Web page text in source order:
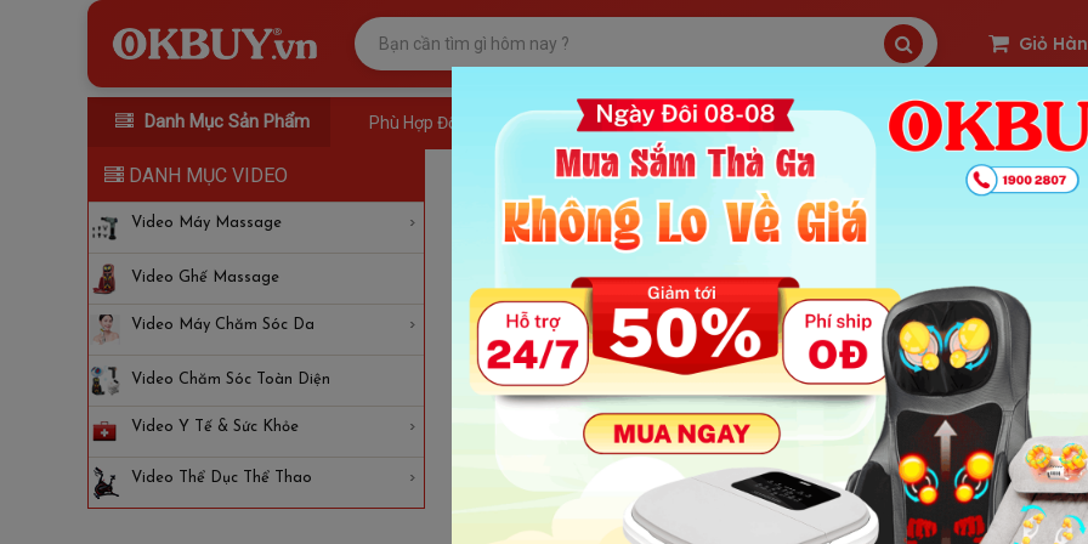
Giỏ
Danh Mục Sản Phẩm Phù Hợp Đối Tượng SP Freeship OKBUY Deal Sản Phẩm Hot
DANH MỤC VIDEO
Video Máy Massage
Video Ghế Massage
Video Máy Chăm Sóc Da
Video Chăm Sóc Toàn Diện
Video Y Tế & Sức Khỏe
Video Thể Dục Thể Thao
Video giới thiệu máy massage cầm tay cá mập Puli PL-610B